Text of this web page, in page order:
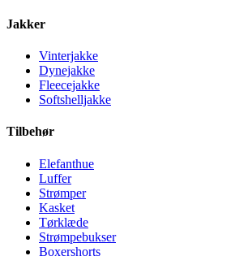
Jakker
Vinterjakke
Dynejakke
Fleecejakke
Softshelljakke
Tilbehør
Elefanthue
Luffer
Strømper
Kasket
Tørklæde
Strømpebukser
Boxershorts